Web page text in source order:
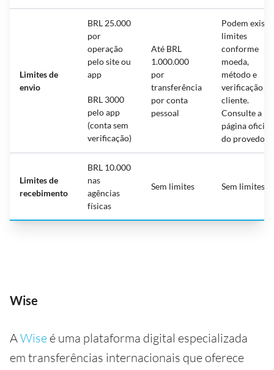
Limites de
envio
BRL 25.000
por
operação
pelo site ou
app
BRL 3000
pelo app
(conta sem
verificação)
Até BRL
1.000.000
por
transferência
por conta
pessoal
Podem existir
limites
conforme
moeda,
método e
verificação do
cliente.
Consulte a
página oficial
do provedor
Limites de
recebimento
BRL 10.000
nas
agências
físicas
Sem limites Sem limites
Wise
AWise é uma plataforma digital especializada
em transferências internacionais que oferece